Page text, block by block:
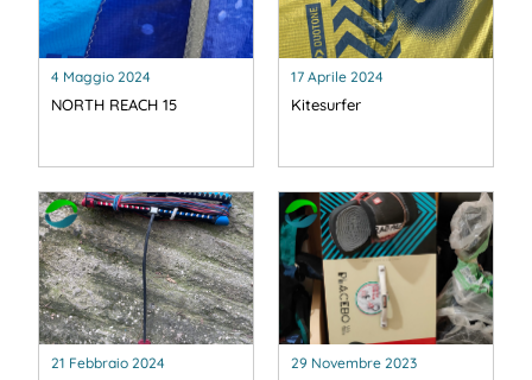
4 Maggio 2024
NORTH REACH 15
17 Aprile 2024
Kitesurfer
21 Febbraio 2024 29 Novembre 2023